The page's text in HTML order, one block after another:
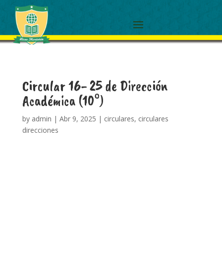
Circular 16- 25 de Dirección
Académica (10°)
by admin | Abr 9, 2025 | circulares, circulares
direcciones